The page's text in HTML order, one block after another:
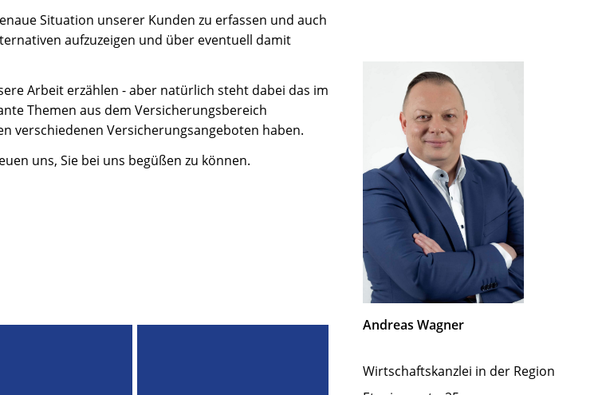
Andreas Wagner
Wirtschaftskanzlei in der Region
Situation unserer Kunden zu erfassen und auch
aufzuzeigen und über eventuell damit
Arbeit erzählen - aber natürlich steht dabei das im
Themen aus dem Versicherungsbereich
verschiedenen Versicherungsangeboten haben.
uns, Sie bei uns begüßen zu können.